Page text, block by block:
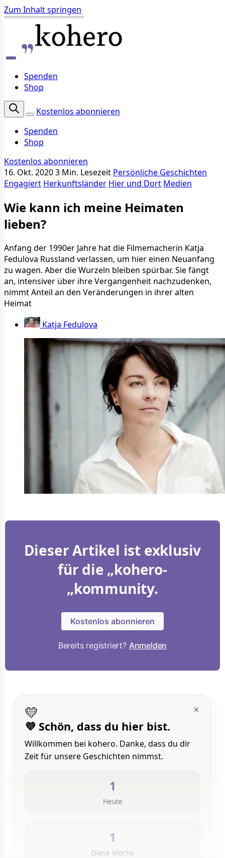
Zum Inhalt springen
Spenden
Shop
Kostenlos abonnieren
Spenden
Shop
Kostenlos abonnieren
16. Okt. 20203 Min. Lesezeit Persönliche Geschichten
Engagiert Herkunftsländer Hier und Dort Medien
Wie kann ich meine Heimaten
lieben?
Anfang der 1990er Jahre hat die Filmemacherin Katja
Fedulova Russland verlassen, um hier einen Neuanfang
zu wagen. Aber die Wurzeln bleiben spürbar. Sie fängt
an, intensiver über ihre Vergangenheit nachzudenken,
nimmt Anteil an den Veränderungen in ihrer alten
Heimat
Katja Fedulova
Dieser Artikel ist exklusiv
für die „kohero-
„kommunity.
Kostenlos abonnieren
Bereits registriert? Anmelden
×
💛
💜 Schön, dass du hier bist.
Willkommen bei kohero. Danke, dass du dir
Zeit für unsere Geschichten nimmst.
1
Heute
1
Diese Woche